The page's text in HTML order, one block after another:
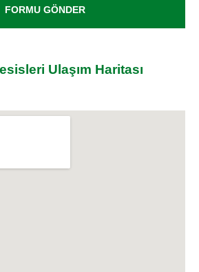
FORMU GÖNDER
Ulaşım Haritası